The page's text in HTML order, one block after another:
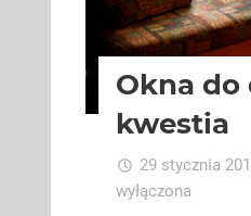
Okna do
kwestia
29 stycznia
wyłączona